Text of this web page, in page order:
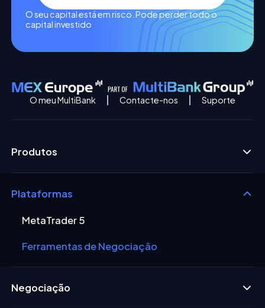
O seu capital está em risco. Pode perder todo o
capital investido
O meu MultiBank Contacte-nos Suporte
Produtos
Plataformas
MetaTrader 5
Ferramentas de Negociação
Negociação